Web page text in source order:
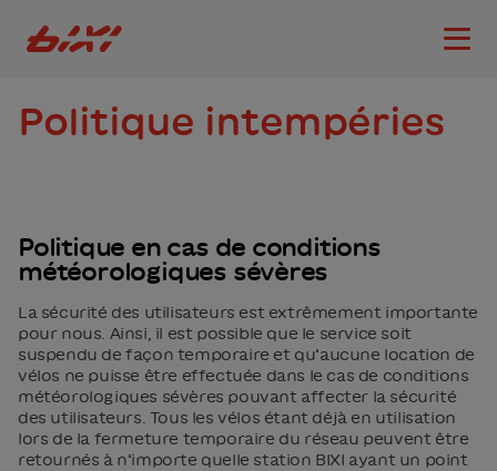
Logo Bixi Montréal
Politique intempéries
Politique en cas de conditions
météorologiques sévères
La sécurité des utilisateurs est extrêmement importante
pour nous. Ainsi, il est possible que le service soit
suspendu de façon temporaire et qu’aucune location de
vélos ne puisse être effectuée dans le cas de conditions
météorologiques sévères pouvant affecter la sécurité
des utilisateurs. Tous les vélos étant déjà en utilisation
lors de la fermeture temporaire du réseau peuvent être
retournés à n’importe quelle station BIXI ayant un point